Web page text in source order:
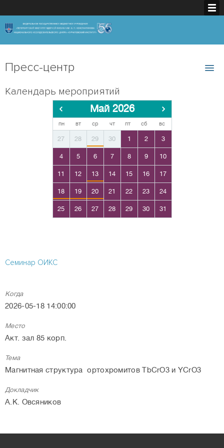
Пресс-центр
Календарь мероприятий
Май 2026
пн вт ср чт пт сб вс
27 28 29 30 1 2 3
4 5 6 7 8 9 10
11 12 13 14 15 16 17
18 19 20 21 22 23 24
25 26 27 28 29 30 31
Семинар ОИКС
Когда
2026-05-18 14:00:00
Место
Акт. зал 85 корп.
Тема
Магнитная структура ортохромитов TbCrO3 и YCrO3
Докладчик
А.К. Овсяников